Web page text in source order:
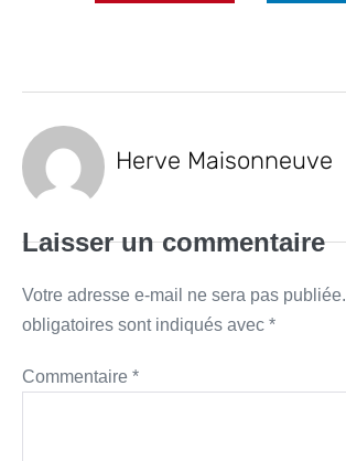
Herve Maisonneuve
Laisser un commentaire
Votre adresse e-mail ne sera pas publiée.
obligatoires sont indiqués avec *
Commentaire *